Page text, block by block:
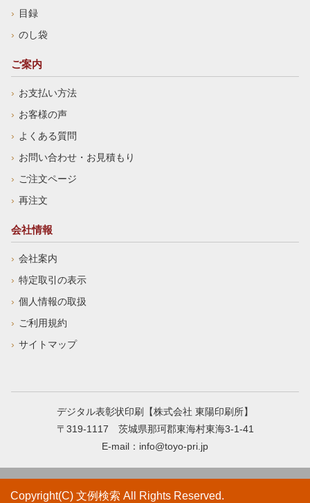
目録
のし袋
ご案内
お支払い方法
お客様の声
よくある質問
お問い合わせ・お見積もり
ご注文ページ
再注文
会社情報
会社案内
特定取引の表示
個人情報の取扱
ご利用規約
サイトマップ
デジタル表彰状印刷【株式会社 東陽印刷所】
〒319-1117 茨城県那珂郡東海村東海3-1-41
E-mail： info@toyo-pri.jp
Copyright(C) 文例検索 All Rights Reserved.